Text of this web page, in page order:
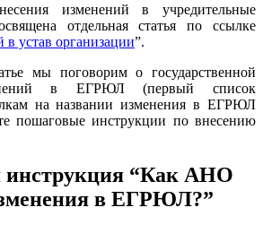
изменений в учредительные
отдельная статья по ссылке
устав организации”.
мы поговорим о государственной
в ЕГРЮЛ (первый список
на названии изменения в ЕГРЮЛ
пошаговые инструкции по внесению
инструкция “Как АНО
в ЕГРЮЛ?”